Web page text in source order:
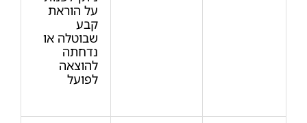
על הוראת
קבע
שבוטלה או
נדחתה
להוצאה
לפועל